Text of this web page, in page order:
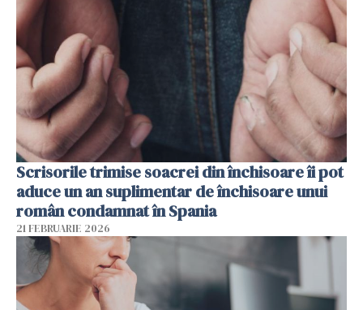
Scrisorile trimise soacrei din închisoare îi pot
aduce un an suplimentar de închisoare unui
român condamnat în Spania
21 FEBRUARIE 2026